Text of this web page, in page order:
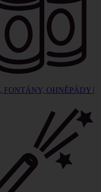
FONTÁNY, OHNĚPÁDY |